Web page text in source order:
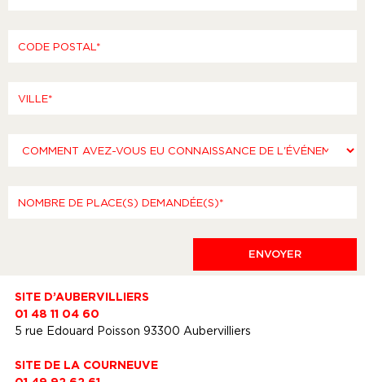
SITE D’AUBERVILLIERS
01 48 11 04 60
5 rue Edouard Poisson 93300 Aubervilliers
SITE DE LA COURNEUVE